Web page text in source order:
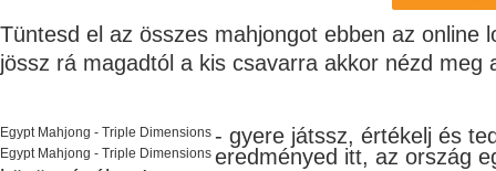
Tüntesd el az összes mahjongot ebben az online
jössz rá magadtól a kis csavarra akkor nézd meg
Egypt Mahjong - Triple Dimensions - gyere játssz, értékelj és
eredményed itt, az ország
Egypt Mahjong - Triple Dimensions